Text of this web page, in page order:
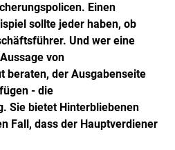
Einen
sollte jeder haben, ob
Und wer eine
von
beraten, der Ausgabenseite
- die
Sie bietet Hinterbliebenen
Fall, dass der Hauptverdiener